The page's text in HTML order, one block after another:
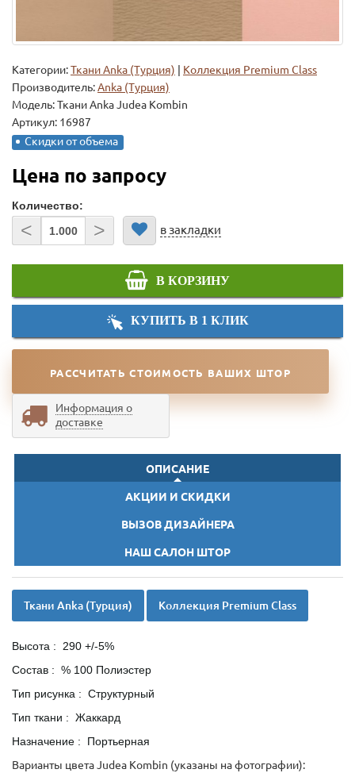
Категории:Ткани Anka (Турция)
Коллекция Premium Class
Производитель:Anka (Турция)
Модель:Ткани Anka Judea Kombin
Артикул: 16987
Скидки от объема
Цена по запросу
Количество:
< > в закладки
В КОРЗИНУ
КУПИТЬ В 1 КЛИК
РАССЧИТАТЬ СТОИМОСТЬ ВАШИХ ШТОР
Информация о
доставке
ОПИСАНИЕ
АКЦИИ И СКИДКИ
ВЫЗОВ ДИЗАЙНЕРА
НАШ САЛОН ШТОР
Ткани Anka (Турция) Коллекция Premium Class
Высота : 290 +/-5%
Состав : % 100 Полиэстер
Тип рисунка : Структурный
Тип ткани : Жаккард
Назначение : Портьерная
Варианты цвета Judea Kombin (указаны на фотографии):